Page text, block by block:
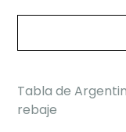
Tabla de
rebaje